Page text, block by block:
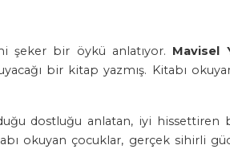
şeker bir öykü anlatıyor. Mavisel
bir kitap yazmış. Kitabı
dostluğu anlatan, iyi hissettiren
okuyan çocuklar, gerçek sihirli